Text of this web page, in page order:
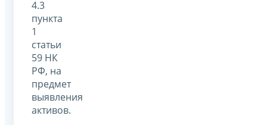
4.3
пункта
1
статьи
59 НК
РФ, на
предмет
выявления
активов.